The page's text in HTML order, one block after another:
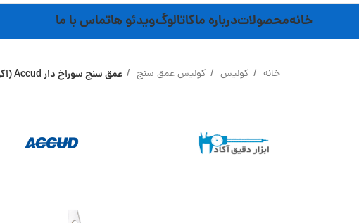
خانهمحصولاتدرباره ماکاتالوگویدئو هاتماس با ما
خانه کولیس کولیس عمق سنج عمق سنج سوراخ دار Accud (اکود با گارانتی شرکتی) مدل 178-006-11